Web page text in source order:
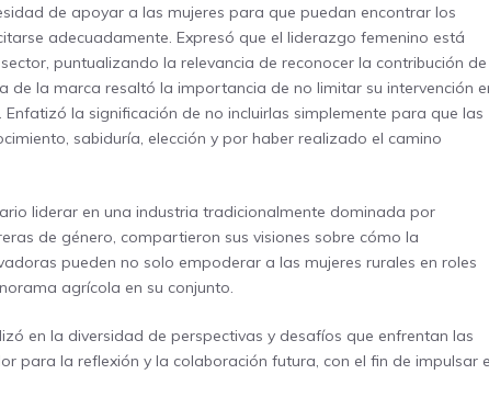
de apoyar a las mujeres para que puedan encontrar los
adecuadamente. Expresó que el liderazgo femenino está
puntualizando la relevancia de reconocer la contribución de
de la marca resaltó la importancia de no limitar su intervención
la significación de no incluirlas simplemente para que las
sabiduría, elección y por haber realizado el camino
liderar en una industria tradicionalmente dominada por
de género, compartieron sus visiones sobre cómo la
pueden no solo empoderar a las mujeres rurales en roles
agrícola en su conjunto.
en la diversidad de perspectivas y desafíos que enfrentan las
para la reflexión y la colaboración futura, con el fin de impulsar